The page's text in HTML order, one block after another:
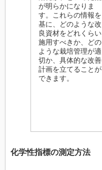
が明らかになりま
す。これらの情報を
基に、どのような改
良資材をどれくらい
施用すべきか、どの
ような栽培管理が適
切か、具体的な改善
計画を立てることが
できます。
化学性指標の測定方法